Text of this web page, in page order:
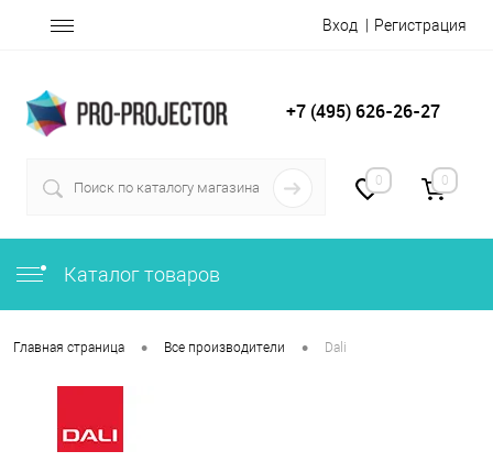
Вход Регистрация
+7 (495) 626-26-27
0 0
Каталог товаров
Главная страница • Все производители • Dali